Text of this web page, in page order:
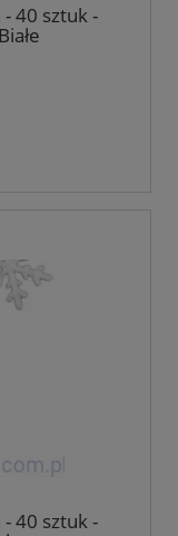
40 sztuk -
40 sztuk -